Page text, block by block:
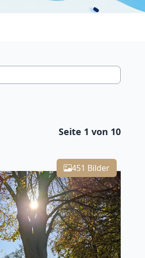
Seite 1 von 10
451 Bilder